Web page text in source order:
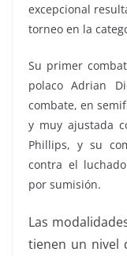
excepcional
torneo en la
Su primer
polaco Adrian
combate, en
y muy ajustada
Phillips, y su
contra el
por sumisión.
Las
tienen un nivel